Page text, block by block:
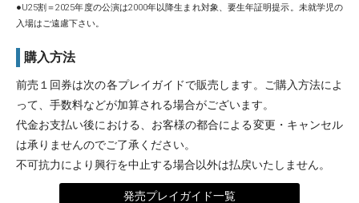
●U25割＝2025年度の公演は2000年以降生まれ対象、要生年証明提示。未就学児の
入場はご遠慮下さい。
購入方法
前売１回券は次の各プレイガイドで販売します。ご購入方法によ
って、手数料などが加算される場合がございます。
代金お支払い後における、お客様の都合による変更・キャンセル
は承りませんのでご了承ください。
不可抗力により興行を中止する場合以外は払戻いたしません。
発売プレイガイド一覧